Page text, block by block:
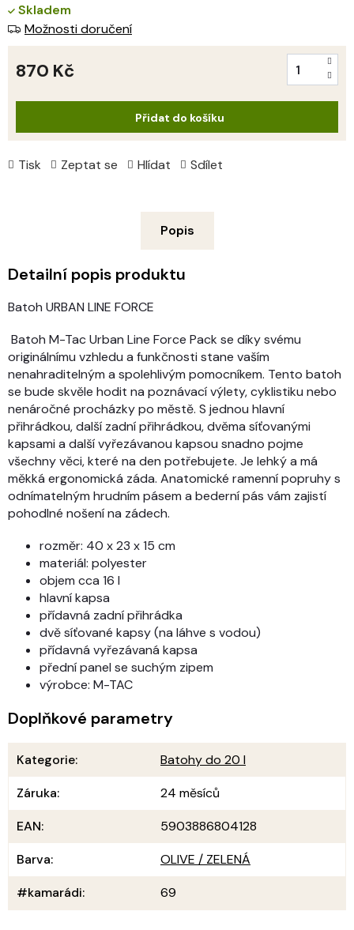
Tisk Zeptat se Hlídat Sdílet
Skladem
Možnosti doručení
870 Kč
Přidat do košíku
Popis
Detailní popis produktu
Batoh URBAN LINE FORCE
Batoh M-Tac Urban Line Force Pack se díky svému
originálnímu vzhledu a funkčnosti stane vaším
nenahraditelným a spolehlivým pomocníkem. Tento batoh
se bude skvěle hodit na poznávací výlety, cyklistiku nebo
nenáročné procházky po městě. S jednou hlavní
přihrádkou, další zadní přihrádkou, dvěma síťovanými
kapsami a další vyřezávanou kapsou snadno pojme
všechny věci, které na den potřebujete. Je lehký a má
měkká ergonomická záda. Anatomické ramenní popruhy s
odnímatelným hrudním pásem a bederní pás vám zajistí
pohodlné nošení na zádech.
rozměr: 40 x 23 x 15 cm
materiál: polyester
objem cca 16 l
hlavní kapsa
přídavná zadní přihrádka
dvě síťované kapsy (na láhve s vodou)
přídavná vyřezávaná kapsa
přední panel se suchým zipem
výrobce: M-TAC
Doplňkové parametry
Kategorie:
Batohy do 20 l
Záruka:
24 měsíců
EAN:
5903886804128
Barva:
OLIVE / ZELENÁ
#kamarádi: 69